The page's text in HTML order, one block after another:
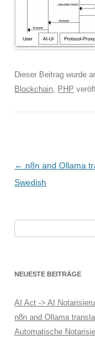
Dieser Beitrag wurde
Blockchain, PHP
B
e
-
N
a
← n8n and Ollama
Swedish
NEUESTE BEITRÄGE
AI Act -> AI
n8n and Ollama
Automatische